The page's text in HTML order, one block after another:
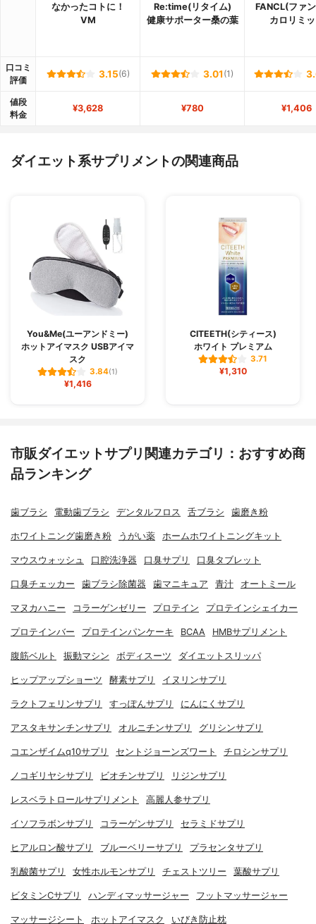
なかったコトに！
VM
Re:time(リタイム)
健康サポーター桑の葉
FANCL(ファ
カロリミ
口コミ
評価
3.15(6) 3.01 (1)
値段
料金
¥3,628 ¥780 ¥1,406
ダイエット系サプリメントの関連商品
You&Me(ユーアンドミー)
ホットアイマスク USBアイマ
スク
3.84(1)
¥1,416
CITEETH(シティース)
ホワイト プレミアム
3.71
¥1,310
市販ダイエットサプリ関連カテゴリ：おすすめ商
品ランキング
歯ブラシ 電動歯ブラシ デンタルフロス 舌ブラシ 歯磨き粉
ホワイトニング歯磨き粉 うがい薬 ホームホワイトニングキット
マウスウォッシュ 口腔洗浄器 口臭サプリ 口臭タブレット
口臭チェッカー 歯ブラシ除菌器 歯マニキュア 青汁 オートミール
マヌカハニー コラーゲンゼリー プロテイン プロテインシェイカー
プロテインバー プロテインパンケーキ BCAA HMBサプリメント
腹筋ベルト 振動マシン ボディスーツ ダイエットスリッパ
ヒップアップショーツ 酵素サプリ イヌリンサプリ
ラクトフェリンサプリ すっぽんサプリ にんにくサプリ
アスタキサンチンサプリ オルニチンサプリ グリシンサプリ
コエンザイムq10サプリ セントジョーンズワート チロシンサプリ
ノコギリヤシサプリ ビオチンサプリ リジンサプリ
レスベラトロールサプリメント 高麗人参サプリ
イソフラボンサプリ コラーゲンサプリ セラミドサプリ
ヒアルロン酸サプリ ブルーベリーサプリ プラセンタサプリ
乳酸菌サプリ 女性ホルモンサプリ チェストツリー 葉酸サプリ
ビタミンCサプリ ハンディマッサージャー フットマッサージャー
マッサージシート ホットアイマスク いびき防止枕